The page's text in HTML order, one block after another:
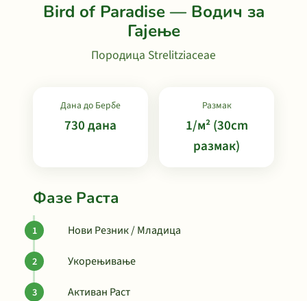
Bird of Paradise — Водич за
Гајење
Породица Strelitziaceae
Дана до Бербе
730 дана
Размак
1/м² (30cm
размак)
Фазе Раста
Нови Резник / Младица
Укорењивање
Активан Раст